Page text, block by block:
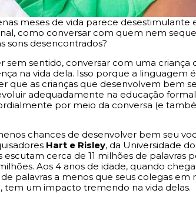
meses de vida parece desestimulante
como conversar com quem nem
sons desencontrados?
sem sentido, conversar com uma criança
na vida dela. Isso porque a linguagem
que as crianças que desenvolvem bem
adequadamente na educação
por meio da conversa (e
chances de desenvolver bem seu
Hart e Risley, da Universidade
cerca de 11 milhões de palavras
Aos 4 anos de idade, quando
palavras a menos que seus colegas em
tem um impacto tremendo na vida delas.